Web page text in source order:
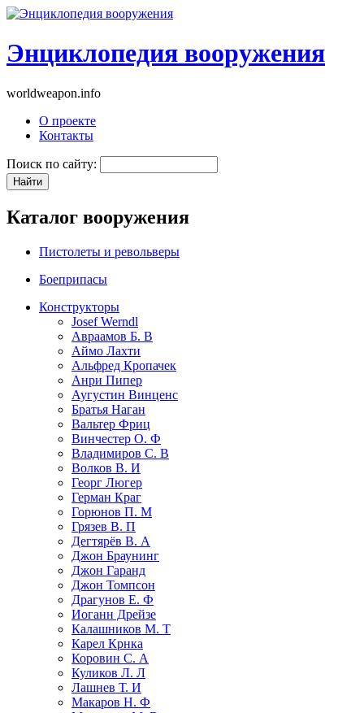
Энциклопедия вооружения
worldweapon.info
О проекте
Контакты
Поиск по сайту:
Каталог вооружения
Пистолеты и револьверы
Боеприпасы
Конструкторы
Josef Werndl
Авраамов Б. В
Аймо Лахти
Альфред Кропачек
Анри Пипер
Аугустин Винценс
Братья Наган
Вальтер Фриц
Винчестер О. Ф
Владимиров С. В
Волков В. И
Георг Люгер
Герман Краг
Горюнов П. М
Грязев В. П
Дегтярёв В. А
Джон Браунинг
Джон Гаранд
Джон Томпсон
Драгунов Е. Ф
Иоганн Дрейзе
Калашников М. Т
Карел Крнка
Коровин С. А
Куликов Л. Л
Лашнев Т. И
Макаров Н. Ф